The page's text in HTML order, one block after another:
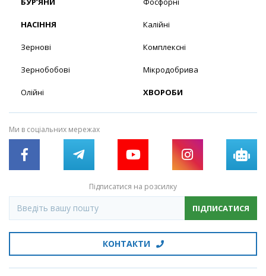
НАСІННЯ
Зернові
Зернобобові
Олійні
Калійні
Комплексні
Мікродобрива
ХВОРОБИ
Ми в соціальних мережах
Підписатися на розсилку
ПІДПИСАТИСЯ
КОНТАКТИ